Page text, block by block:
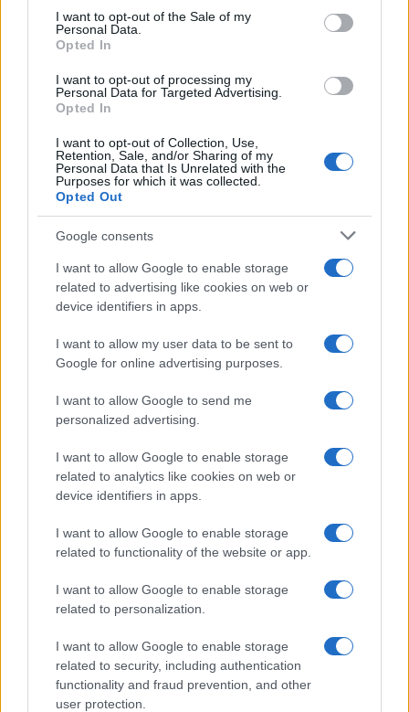
consent section.
I want to opt-out of the Sale of my
Personal Data.
Opted In
I want to opt-out of processing my
Personal Data for Targeted Advertising.
Opted In
I want to opt-out of Collection, Use,
Retention, Sale, and/or Sharing of my
Personal Data that Is Unrelated with the
Purposes for which it was collected.
Opted Out
Google consents
I want to allow Google to enable storage
related to advertising like cookies on web or
device identifiers in apps.
I want to allow my user data to be sent to
Google for online advertising purposes.
I want to allow Google to send me
personalized advertising.
I want to allow Google to enable storage
related to analytics like cookies on web or
device identifiers in apps.
I want to allow Google to enable storage
related to functionality of the website or app.
I want to allow Google to enable storage
related to personalization.
I want to allow Google to enable storage
related to security, including authentication
functionality and fraud prevention, and other
user protection.
Εθνική Νεανίδων: Με τη
Βουλγαρία για τις θέσεις 5-
stream)
O θάνατός του Μπράντον
ΕΛΣΤΑΤ: Στο 3,4% υποχώρησε ο πληθωρισμός τον Ιούλιο
ευρώ σε 843 μέσα
ενημέρωσης- Ξεκίνησε το
πενταετές πρόγραμμα
Metlen: Ρεκόρ EBITDA στο
α' εξάμηνο, στα 550 εκατ.
ευρώ – Καθαρά κέρδη 313
εκατ. ευρώ
Η Chery επενδύει 75 εκατ. δολάρια στην KG Mobility
Το FIAT 500 Hybrid τώρα
από 18.990 ευρώ